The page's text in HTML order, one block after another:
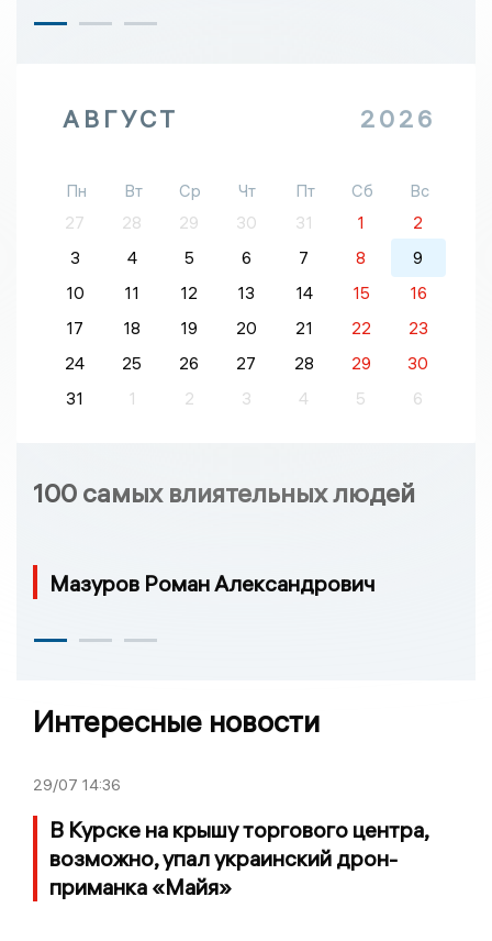
АВГУСТ 2026
Пн Вт Ср Чт Пт Сб
Вс
27
28 29 30 31 1
2
3
4 5 6 7 8
9
10
11 12 13 14 15
16
17
18 19 20 21 22
23
24
25 26 27 28 29
30
31
1 2 3 4 5 6
100 самых влиятельных людей
Мазуров Роман Александрович
Интересные новости
29/07 14:36
В Курске на крышу торгового центра,
возможно, упал украинский дрон-
приманка «Майя»